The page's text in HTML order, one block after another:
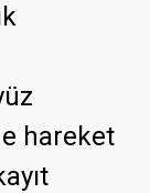
hareket